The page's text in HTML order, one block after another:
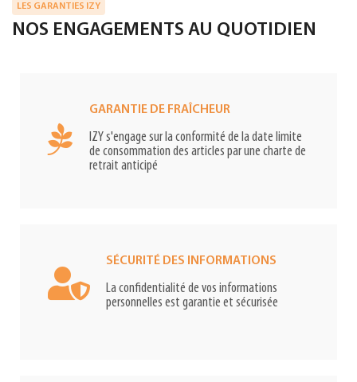
LES GARANTIES IZY
NOS ENGAGEMENTS AU QUOTIDIEN
GARANTIE DE FRAÎCHEUR
IZY s'engage sur la conformité de la date limite
de consommation des articles par une charte de
retrait anticipé
SÉCURITÉ DES INFORMATIONS
La confidentialité de vos informations
personnelles est garantie et sécurisée